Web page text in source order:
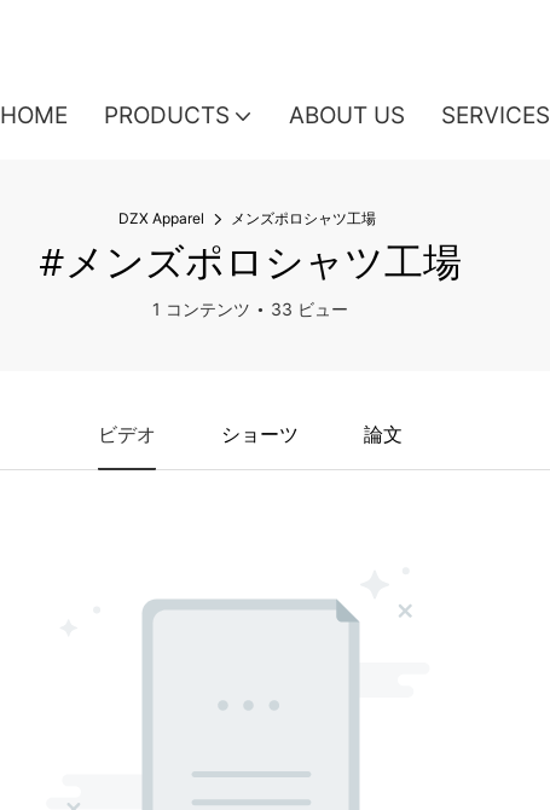
HOME PRODUCTS ABOUT US SERVICES
DZX Apparel メンズポロシャツ工場
#メンズポロシャツ工場
1 コンテンツ 33 ビュー
ビデオ ショーツ 論文